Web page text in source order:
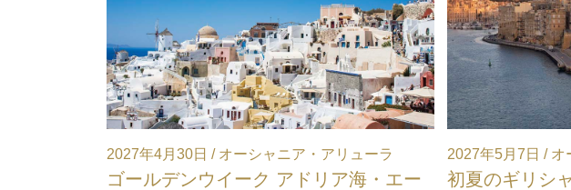
ーシャニア・アリューラ
ーク アドリア海・エー
2027年5月7日 / オーシャニア・アリューラ
初夏のギリシャ・イタリア島めぐり（ピ